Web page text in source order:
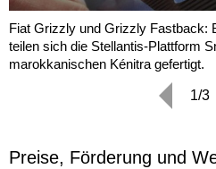
Fiat Grizzly und Grizzly Fastback:
teilen sich die Stellantis-Plattform
marokkanischen Kénitra gefertigt.
1/3
Preise, Förderung und